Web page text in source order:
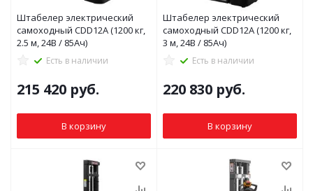
Штабелер электрический
самоходный CDD12A (1200 кг,
2.5 м, 24В / 85Ач)
Есть в наличии
215 420 руб.
В корзину
Штабелер электрический
самоходный CDD12A (1200 кг,
3 м, 24В / 85Ач)
Есть в наличии
220 830 руб.
В корзину